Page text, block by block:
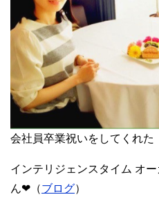
会社員卒業祝いをしてくれた
インテリジェンスタイム オ
ん❤︎（ブログ）